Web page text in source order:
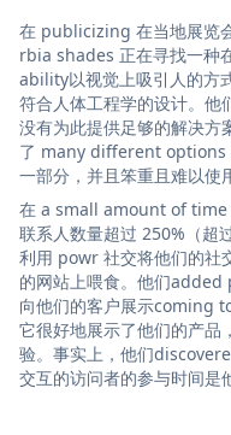
在 publicizing 在当地展览
rbia shades 正在寻找一种
ability以视觉上吸引人的方
符合人体工程学的设计。
没有为此提供足够的解决
了 many different options
一部分，并且笨重且难以使
在 a small amount of
联系人数量超过 250%（超
利用 powr 社交将他们的社
的网站上喂食。他们
向他们的客户展示coming
它很好地展示了他们的产品
验。事实上，他们
交互的访问者的参与时间是